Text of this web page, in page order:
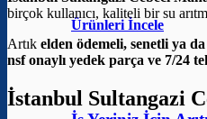
Ürünleri İncele
birçok kullanıcı, kaliteli bir su
Artık elden ödemeli, senetli ya
nsf onaylı yedek parça ve 7/24
İstanbul Sultangazi